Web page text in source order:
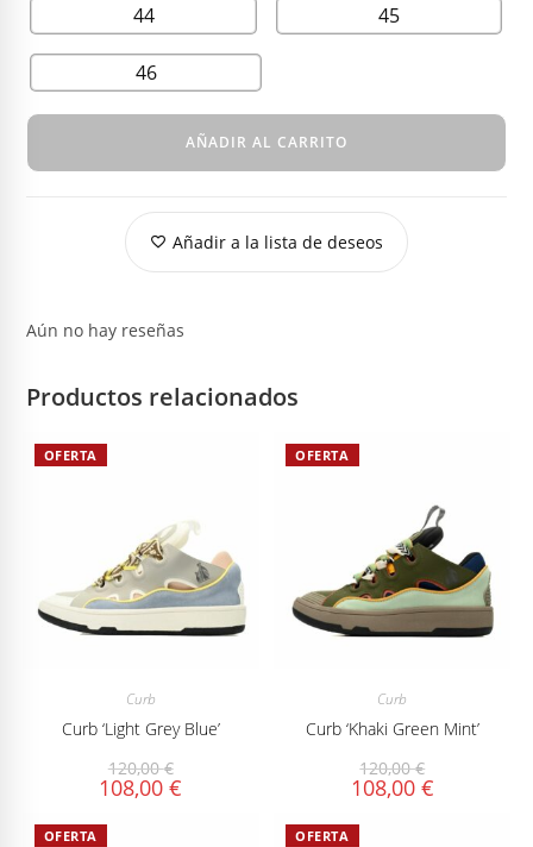
44 45
46
AÑADIR AL CARRITO
Añadir a la lista de deseos
Aún no hay reseñas
Productos relacionados
OFERTA
Curb
Curb ‘Light Grey Blue’
120,00€
108,00€
OFERTA
Curb
Curb ‘Khaki Green Mint’
120,00€
108,00 €
OFERTA OFERTA